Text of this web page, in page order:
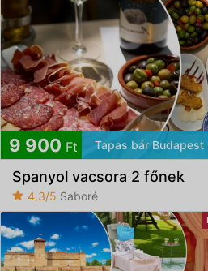
9 900 Ft Tapas bár Budapest
Spanyol vacsora 2 főnek
4,3/5 Saboré